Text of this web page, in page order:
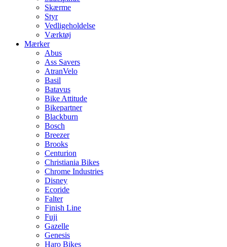
Skærme
Styr
Vedligeholdelse
Værktøj
Mærker
Abus
Ass Savers
AtranVelo
Basil
Batavus
Bike Attitude
Bikepartner
Blackburn
Bosch
Breezer
Brooks
Centurion
Christiania Bikes
Chrome Industries
Disney
Ecoride
Falter
Finish Line
Fuji
Gazelle
Genesis
Haro Bikes